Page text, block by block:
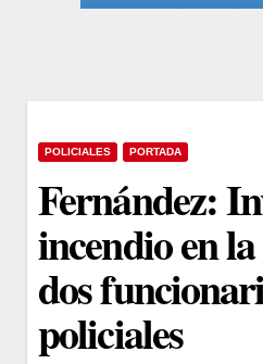
POLICIALES PORTADA
Fernández:
incendio en
dos
policiales